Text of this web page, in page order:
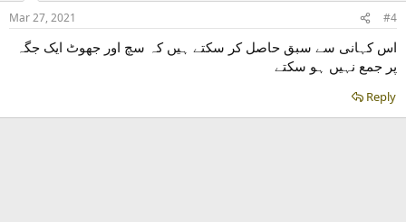
Mar 27, 2021 #4
اس کہانی سے سبق حاصل کر سکتے ہیں کہ سچ اور جھوٹ ایک جگہ
Reply